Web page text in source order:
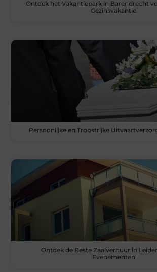
Ontdek het Vakantiepark in Barendrecht
Gezinsvakantie
Persoonlijke en Troostrijke
Ontdek de Beste Zaalverhuur in
Evenementen